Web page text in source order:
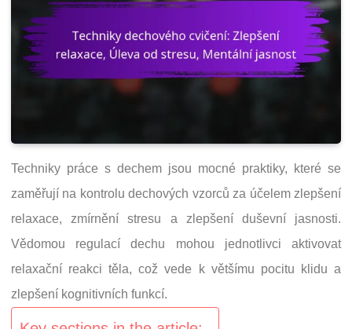
Techniky práce s dechem jsou mocné praktiky, které se
zaměřují na kontrolu dechových vzorců za účelem zlepšení
relaxace, zmírnění stresu a zlepšení duševní jasnosti.
Vědomou regulací dechu mohou jednotlivci aktivovat
relaxační reakci těla, což vede k většímu pocitu klidu a
zlepšení kognitivních funkcí.